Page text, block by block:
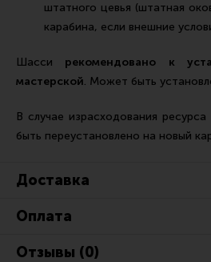
штатного цевья (штатная
карабина, если внешние
Шасси рекомендовано к
мастерской. Может быть
В случае израсходования
быть переустановлено на новый
Доставка
Оплата
Отзывы (0)